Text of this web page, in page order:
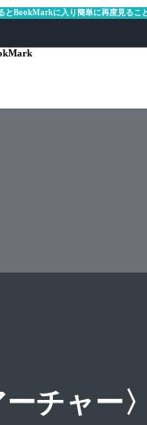
チャー〉
とBookMarkに入り簡単に再度見るこ